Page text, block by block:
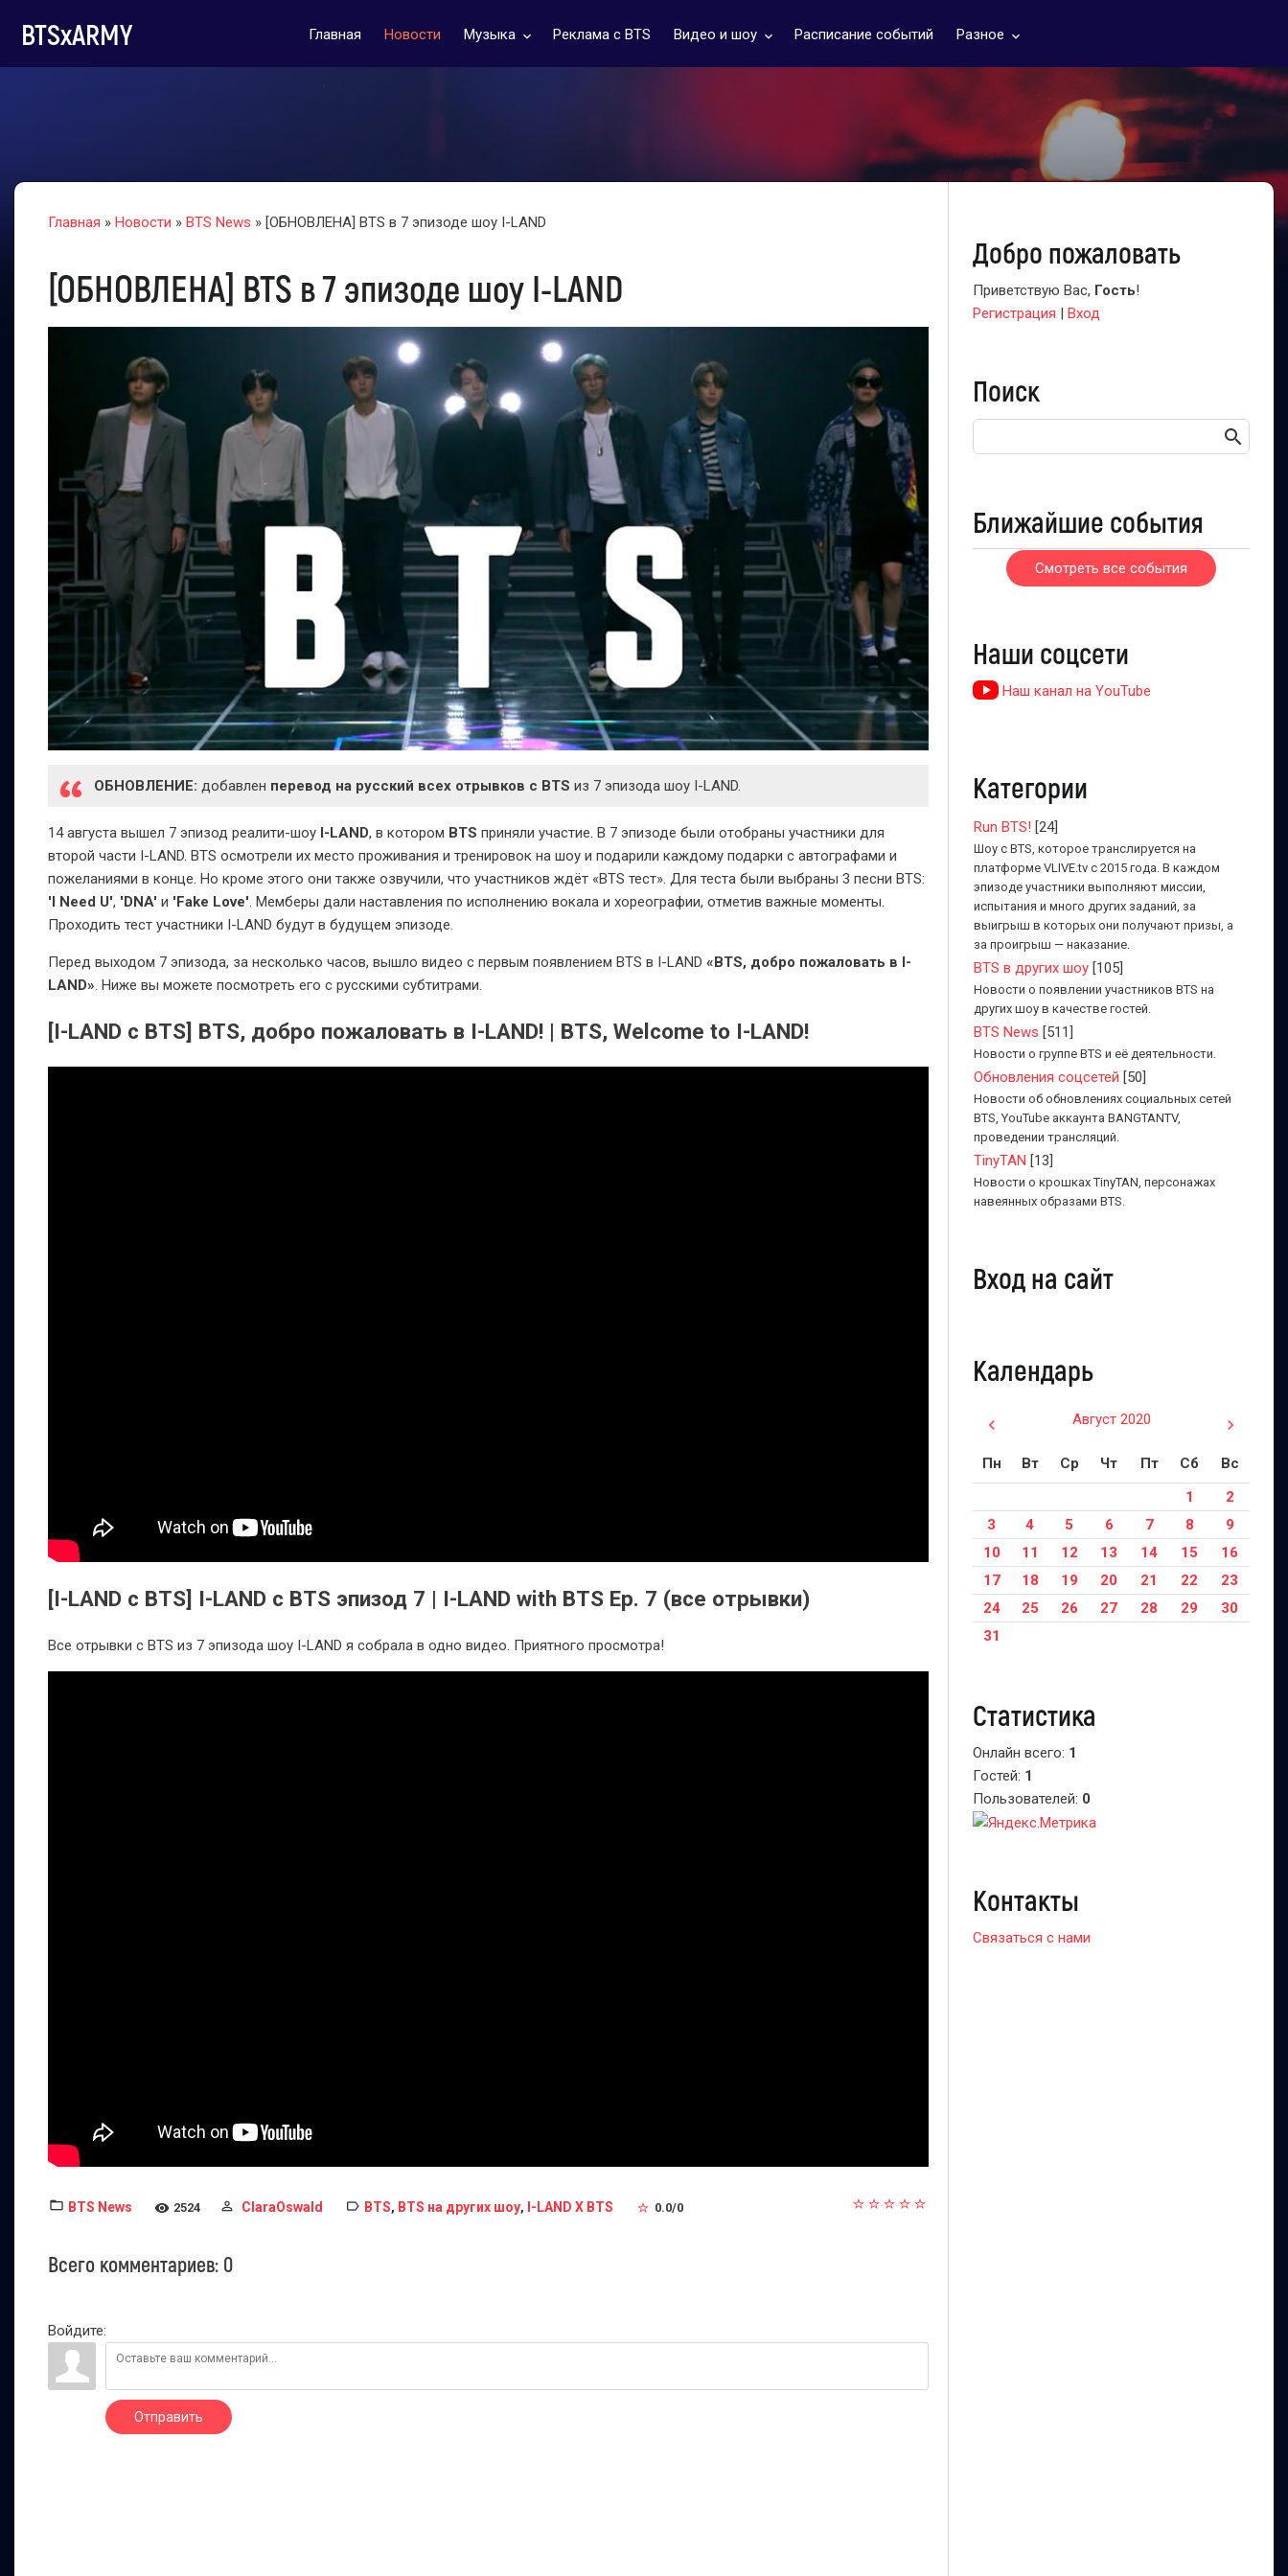
BTSxARMY Главная Новости Музыка keyboard_arrow_down Реклама с BTS Видео и шоу keyboard_arrow_down Расписание событий Разное keyboard_arrow_down
Главная » Новости » BTS News » [ОБНОВЛЕНА] BTS в 7 эпизоде шоу I-LAND
[ОБНОВЛЕНА] BTS в 7 эпизоде шоу I-LAND
ОБНОВЛЕНИЕ: добавлен перевод на русский всех отрывков с BTS из 7 эпизода шоу I-LAND.
14 августа вышел 7 эпизод реалити-шоу I-LAND, в котором BTS приняли участие. В 7 эпизоде были отобраны участники для
второй части I-LAND. BTS осмотрели их место проживания и тренировок на шоу и подарили каждому подарки с автографами и
пожеланиями в конце. Но кроме этого они также озвучили, что участников ждёт «BTS тест». Для теста были выбраны 3 песни BTS:
'I Need U', 'DNA' и 'Fake Love'. Мемберы дали наставления по исполнению вокала и хореографии, отметив важные моменты.
Проходить тест участники I-LAND будут в будущем эпизоде.
Перед выходом 7 эпизода, за несколько часов, вышло видео с первым появлением BTS в I-LAND «BTS, добро пожаловать в I-
LAND». Ниже вы можете посмотреть его с русскими субтитрами.
[I-LAND с BTS] BTS, добро пожаловать в I-LAND! | BTS, Welcome to I-LAND!
[I-LAND с BTS] I-LAND с BTS эпизод 7 | I-LAND with BTS Ep. 7 (все отрывки)
Все отрывки с BTS из 7 эпизода шоу I-LAND я собрала в одно видео. Приятного просмотра!
BTS News 2524 ClaraOswald BTS, BTS на других шоу, I-LAND X BTS 0.0/0
Всего комментариев: 0
Войдите:
Отправить
Добро пожаловать
Приветствую Вас, Гость!
Регистрация | Вход
Поиск
Ближайшие события
Смотреть все события
Наши соцсети
Наш канал на YouTube
Категории
Run BTS! [24]
Шоу с BTS, которое транслируется на
платформе VLIVE.tv с 2015 года. В каждом
эпизоде участники выполняют миссии,
испытания и много других заданий, за
выигрыш в которых они получают призы, а
за проигрыш — наказание.
BTS в других шоу [105]
Новости о появлении участников BTS на
других шоу в качестве гостей.
BTS News [511]
Новости о группе BTS и её деятельности.
Обновления соцсетей [50]
Новости об обновлениях социальных сетей
BTS, YouTube аккаунта BANGTANTV,
проведении трансляций.
TinyTAN [13]
Новости о крошках TinyTAN, персонажах
навеянных образами BTS.
Вход на сайт
Календарь
Август 2020
Пн Вт Ср Чт Пт Сб
Вс
1
2
3
4 5 6 7 8
9
10
11 12 13 14 15
16
17
18 19 20 21 22
23
24
25 26 27 28 29
30
31
Статистика
Онлайн всего: 1
Гостей: 1
Пользователей: 0
Контакты
Связаться с нами